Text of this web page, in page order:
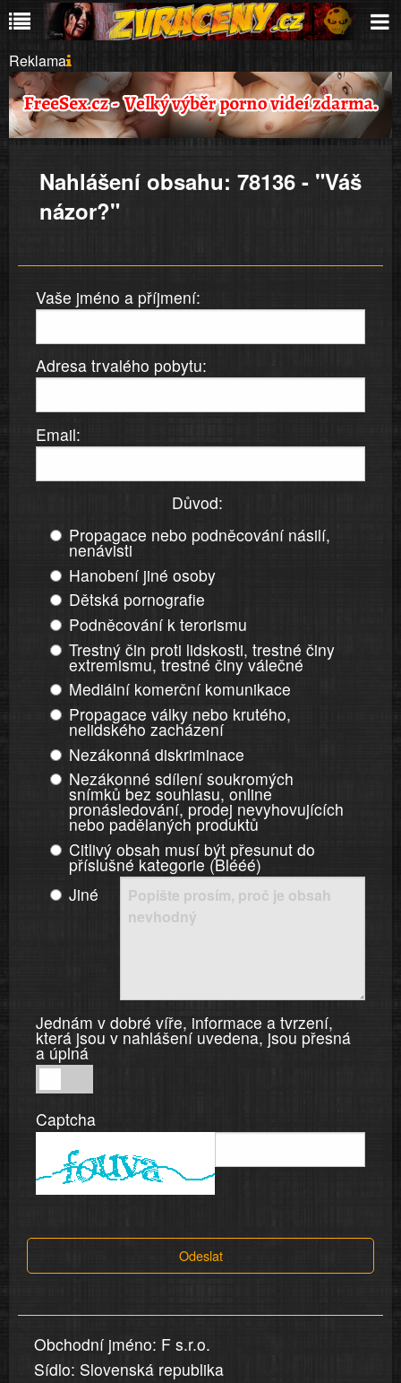
Reklama
Nahlášení obsahu: 78136 - "Váš
názor?"
Vaše jméno a příjmení:
Adresa trvalého pobytu:
Email:
Důvod:
Propagace nebo podněcování násilí,
nenávisti
Hanobení jiné osoby
Dětská pornografie
Podněcování k terorismu
Trestný čin proti lidskosti, trestné činy
extremismu, trestné činy válečné
Mediální komerční komunikace
Propagace války nebo krutého,
nelidského zacházení
Nezákonná diskriminace
Nezákonné sdílení soukromých
snímků bez souhlasu, online
pronásledování, prodej nevyhovujících
nebo padělaných produktů
Citlivý obsah musí být přesunut do
příslušné kategorie (Blééé)
Jiné
Jednám v dobré víře, informace a tvrzení,
která jsou v nahlášení uvedena, jsou přesná
a úplná
v
dobré
informace
v
jsou
přesná
Captcha
Odeslat
Obchodní jméno: F s.r.o.
Sídlo: Slovenská republika